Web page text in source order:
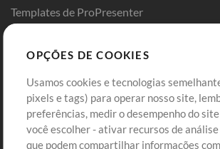
Templates de ProPresenter
Comprar Créditos
Conteúdo Grátis
Solicite uma Música
Entre
Cadastre-se
Ir ao
OPÇÕES DE COOKIES
Usamos cookies e tecnologias
pixels e tags) para operar nosso site,
preferências, medir o desempenho do
você escolher - ativar recursos de
que podem compartilhar informações